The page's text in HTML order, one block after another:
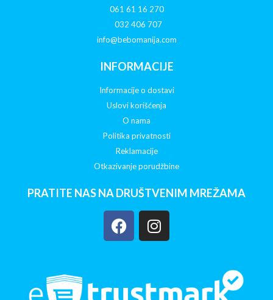
061 61 16 270
032 406 707
info@bebomanija.com
INFORMACIJE
Informacije o dostavi
Uslovi korišćenja
O nama
Politika privatnosti
Reklamacije
Otkazivanje porudžbine
PRATITE NAS NA DRUŠTVENIM MREŽAMA